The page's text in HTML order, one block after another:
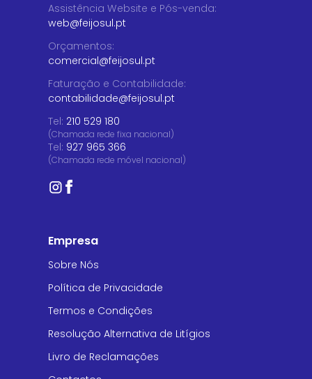
Assistência Website e Pós-venda:
web@feijosul.pt
Orçamentos:
comercial@feijosul.pt
Faturação e Contabilidade:
contabilidade@feijosul.pt
Tel: 210 529 180
(Chamada rede fixa nacional)
Tel: 927 965 366
(Chamada rede móvel nacional)
Empresa
Sobre Nós
Política de Privacidade
Termos e Condições
Resolução Alternativa de Litígios
Livro de Reclamações